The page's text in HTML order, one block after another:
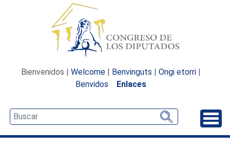
Bienvenidos | Welcome | Benvinguts | Ongi etorri |
Benvidos
Enlaces